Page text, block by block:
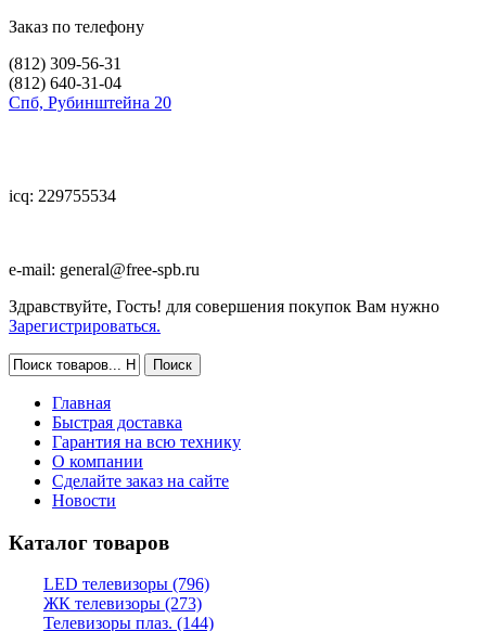
Заказ по телефону
(812) 309-56-31
(812) 640-31-04
Спб, Рубинштейна 20
icq: 229755534
e-mail: general@free-spb.ru
Здравствуйте, Гость! для совершения покупок Вам нужно
Зарегистрироваться.
Главная
Быстрая доставка
Гарантия на всю технику
О компании
Сделайте заказ на сайте
Новости
Каталог товаров
LED телевизоры (796)
ЖК телевизоры (273)
Телевизоры плаз. (144)